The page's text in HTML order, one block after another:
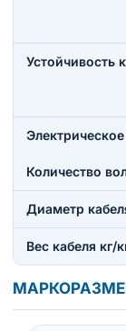
Устойчивость
Количество
Диаметр
Вес кабеля кг/